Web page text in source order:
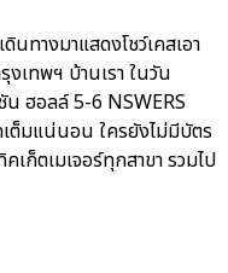
ทางมาแสดงโชว์เคสเอา
เทพฯ บ้านเรา ในวัน
ฮอลล์ 5-6 NSWERS
เต็มแน่นอน ใครยังไม่มีบัตร
ก็ตเมเจอร์ทุกสาขา รวมไป